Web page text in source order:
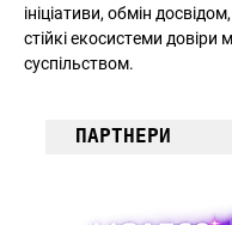
ініціативи, обмін
стійкі екоcистеми
суспільством.
ПАРТНЕРИ